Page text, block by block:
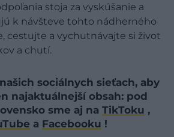
stoja za vyskúšanie a
k návšteve tohto nádherného
cestujte a vychutnávajte si život
a chutí.
sociálnych sieťach, aby
najaktuálnejší obsah: pod
sme aj na TikToku ,
a Facebooku !